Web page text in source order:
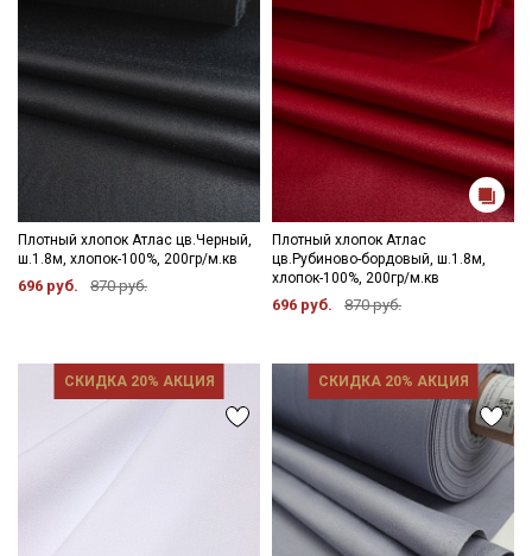
Плотный хлопок Атлас цв.Черный,
ш.1.8м, хлопок-100%, 200гр/м.кв
696 руб. 870 руб.
Плотный хлопок Атлас
цв.Рубиново-бордовый, ш.1.8м,
хлопок-100%, 200гр/м.кв
696 руб. 870 руб.
СКИДКА 20% АКЦИЯ СКИДКА 20% АКЦИЯ
Секретная рассылка от Купава